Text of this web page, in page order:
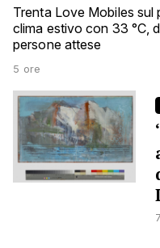
Trenta Love Mobiles
clima estivo con 33 °C,
persone attese
5 ore